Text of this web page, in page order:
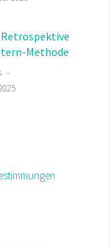
Check für
–
gute Ideen